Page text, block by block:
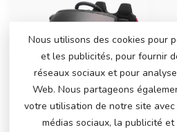
Nous utilisons des cookies pour
et les publicités, pour fournir
réseaux sociaux et pour
Web. Nous partageons
votre utilisation de notre site
médias sociaux, la publicité